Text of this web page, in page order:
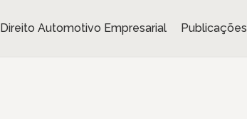
Direito Automotivo Empresarial Publicações